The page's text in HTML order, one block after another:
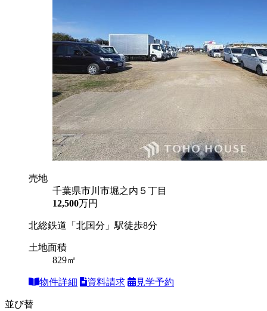
売地
千葉県市川市堀之内５丁目
12,500万円
北総鉄道「北国分」駅徒歩8分
土地面積
829㎡
物件詳細 資料請求 見学予約
並び替